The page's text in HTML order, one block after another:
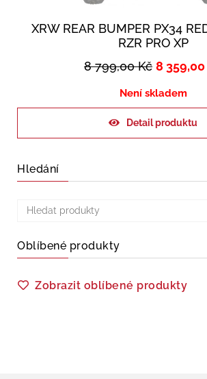
XRW REAR BUMPER PX34
RZR PRO XP
8 799,00Kč 8 359,00
Není skladem
Detail produktu
Hledání
Oblíbené produkty
Zobrazit oblíbené produkty